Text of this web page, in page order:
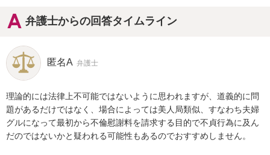
弁護士からの回答タイムライン
匿名A 弁護士
理論的には法律上不可能ではないように思われますが、道義的に問
題があるだけではなく、場合によっては美人局類似、すなわち夫婦
グルになって最初から不倫慰謝料を請求する目的で不貞行為に及ん
だのではないかと疑われる可能性もあるのでおすすめしません。